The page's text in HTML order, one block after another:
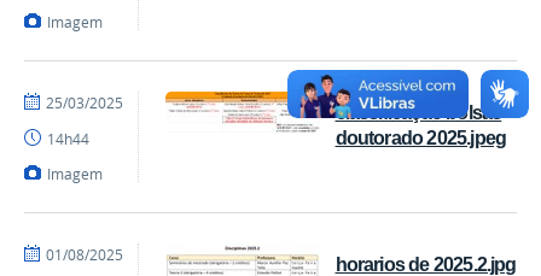
Imagem
classificação bolsas
doutorado 2025.jpeg
por
publicado
25/03/2025
14h44
Imagem
horarios de 2025.2.jpg
por
publicado
01/08/2025